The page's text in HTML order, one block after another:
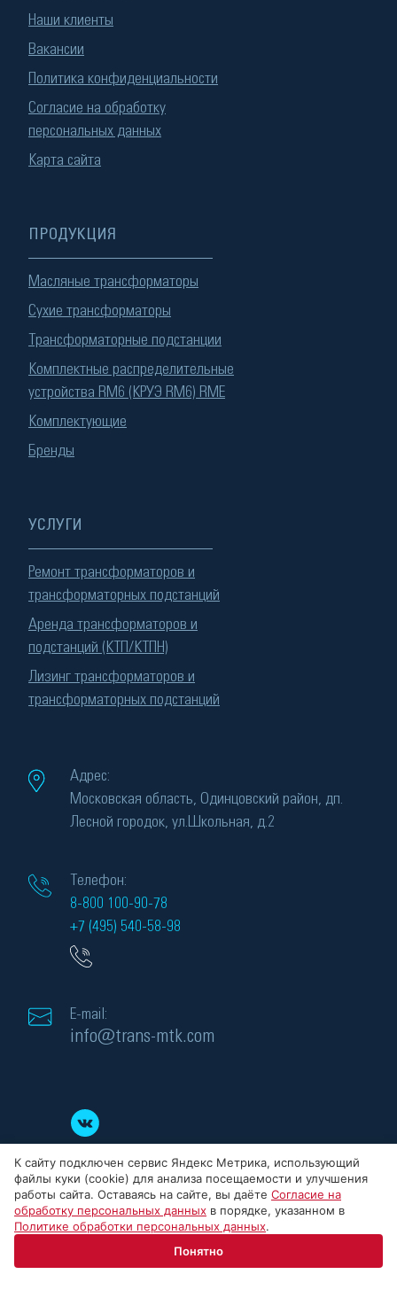
Наши клиенты
Вакансии
Политика конфиденциальности
Согласие на обработку
персональных данных
Карта сайта
ПРОДУКЦИЯ
Масляные трансформаторы
Сухие трансформаторы
Трансформаторные подстанции
Комплектные распределительные
устройства RM6 (КРУЭ RM6) RME
Комплектующие
Бренды
УСЛУГИ
Ремонт трансформаторов и
трансформаторных подстанций
Аренда трансформаторов и
подстанций (КТП/КТПН)
Лизинг трансформаторов и
трансформаторных подстанций
Адрес:
Московская область, Одинцовский район, дп.
Лесной городок, ул.Школьная, д.2
Телефон:
8-800 100-90-78
+7 (495) 540-58-98
E-mail:
info@trans-mtk.com
К сайту подключен сервис Яндекс Метрика, использующий
файлы куки (cookie) для анализа посещаемости и улучшения
работы сайта. Оставаясь на сайте, вы даёте Согласие на
обработку персональных данных в порядке, указанном в
Политике обработки персональных данных.
Понятно